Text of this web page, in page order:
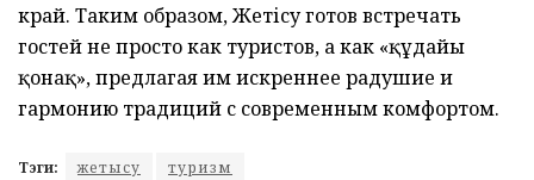
край. Таким образом, Жетісу готов встречать
гостей не просто как туристов, а как «құдайы
қонақ», предлагая им искреннее радушие и
гармонию традиций с современным комфортом.
Тэги: жетысу туризм